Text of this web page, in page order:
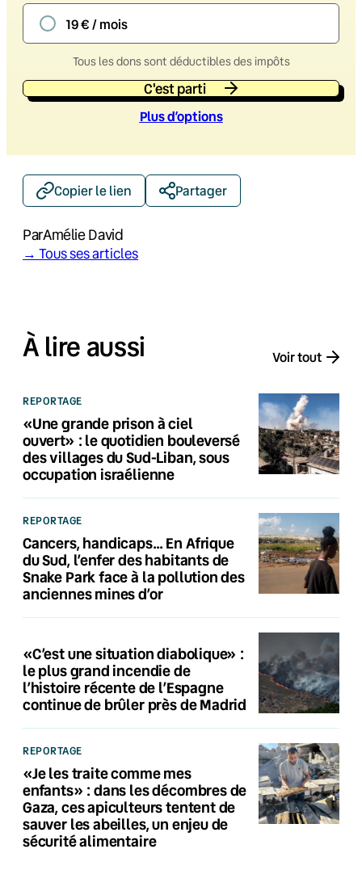
19 € / mois
Tous les dons sont déductibles des impôts
C'est parti
Plus d’options
Copier le lien Partager
ParAmélie David
→ Tous ses articles
À lire aussi Voir tout
REPORTAGE
«Une grande prison à ciel
ouvert» : le quotidien bouleversé
des villages du Sud-Liban, sous
occupation israélienne
REPORTAGE
Cancers, handicaps… En Afrique
du Sud, l’enfer des habitants de
Snake Park face à la pollution des
anciennes mines d’or
«C’est une situation diabolique» :
le plus grand incendie de
l’histoire récente de l’Espagne
continue de brûler près de Madrid
REPORTAGE
«Je les traite comme mes
enfants» : dans les décombres de
Gaza, ces apiculteurs tentent de
sauver les abeilles, un enjeu de
sécurité alimentaire